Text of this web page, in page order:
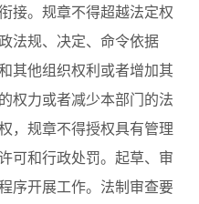
接。规章不得超越法定权
法规、决定、命令依据
其他组织权利或者增加其
权力或者减少本部门的法
，规章不得授权具有管理
可和行政处罚。起草、审
序开展工作。法制审查要